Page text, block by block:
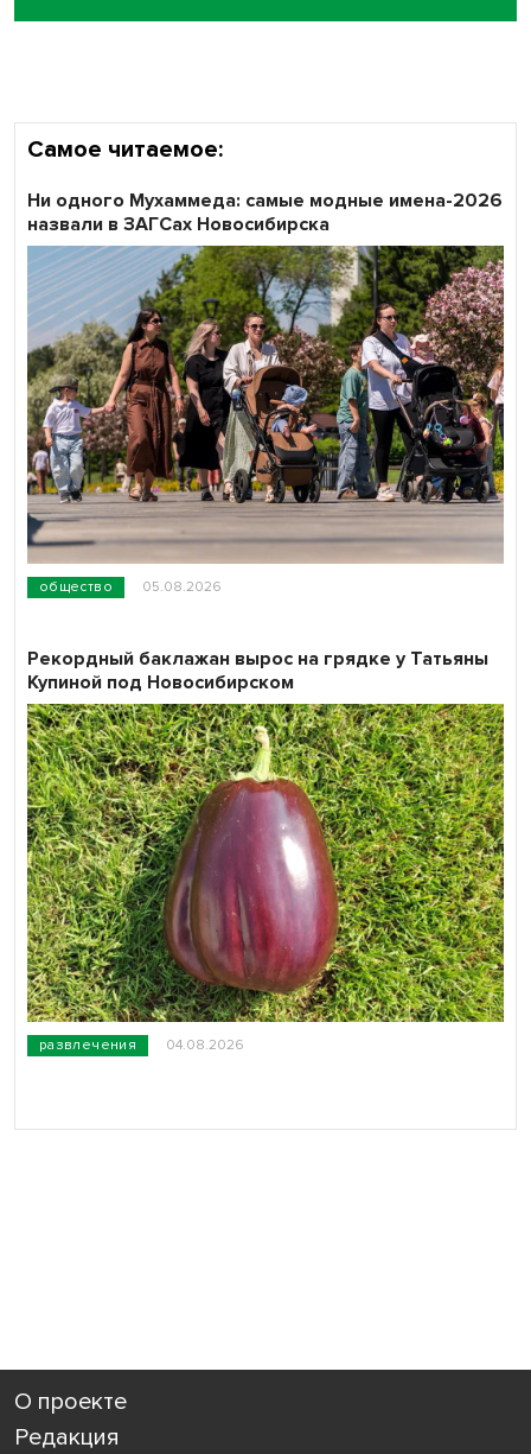
Самое читаемое:
общество 05.08.2026
Ни одного Мухаммеда: самые модные имена-2026
назвали в ЗАГСах Новосибирска
развлечения 04.08.2026
Рекордный баклажан вырос на грядке у Татьяны
Купиной под Новосибирском
О проекте
Редакция